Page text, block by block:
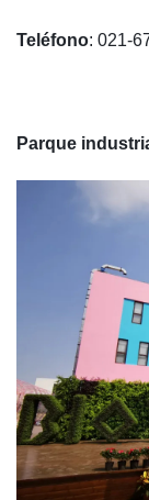
Teléfono: 021-
Parque